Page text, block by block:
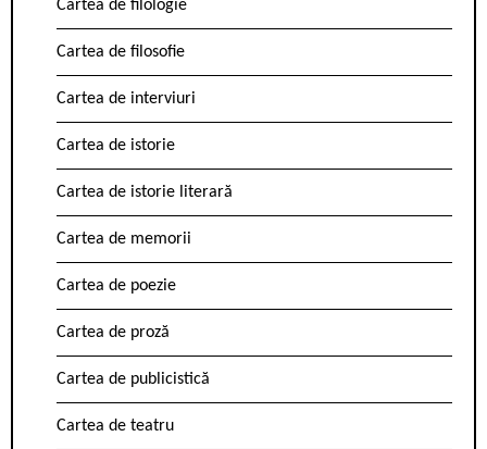
Cartea de filologie
Cartea de filosofie
Cartea de interviuri
Cartea de istorie
Cartea de istorie literară
Cartea de memorii
Cartea de poezie
Cartea de proză
Cartea de publicistică
Cartea de teatru